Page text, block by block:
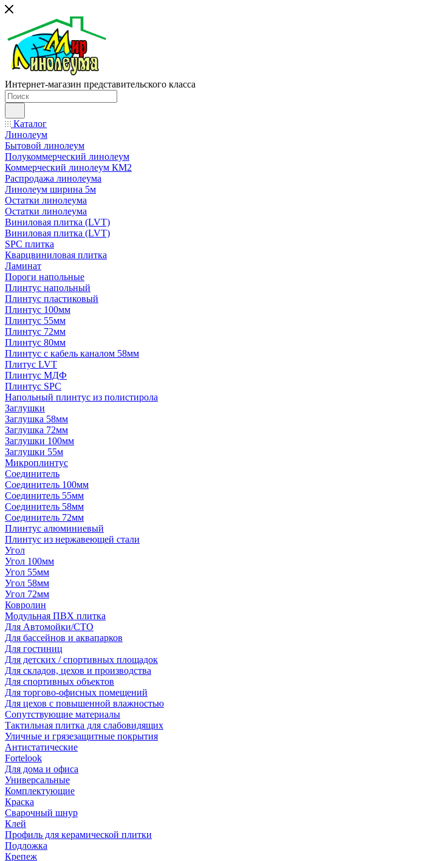
Интернет-магазин представительского класса
Каталог
Линолеум
Бытовой линолеум
Полукоммерческий линолеум
Коммерческий линолеум КМ2
Распродажа линолеума
Линолеум ширина 5м
Остатки линолеума
Остатки линолеума
Виниловая плитка (LVT)
Виниловая плитка (LVT)
SPC плитка
Кварцвиниловая плитка
Ламинат
Пороги напольные
Плинтус напольный
Плинтус пластиковый
Плинтус 100мм
Плинтус 55мм
Плинтус 72мм
Плинтус 80мм
Плинтус с кабель каналом 58мм
Плитус LVT
Плинтус МДФ
Плинтус SPC
Напольный плинтус из полистирола
Заглушки
Заглушка 58мм
Заглушка 72мм
Заглушки 100мм
Заглушки 55м
Микроплинтус
Соединитель
Соединитель 100мм
Соединитель 55мм
Соединитель 58мм
Соединитель 72мм
Плинтус алюминиевый
Плинтус из нержавеющей стали
Угол
Угол 100мм
Угол 55мм
Угол 58мм
Угол 72мм
Ковролин
Модульная ПВХ плитка
Для Автомойки/СТО
Для бассейнов и аквапарков
Для гостиниц
Для детских / спортивных площадок
Для складов, цехов и производства
Для спортивных объектов
Для торгово-офисных помещений
Для цехов с повышенной влажностью
Сопутствующие материалы
Тактильная плитка для слабовидящих
Уличные и грязезащитные покрытия
Антистатические
Fortelook
Для дома и офиса
Универсальные
Комплектующие
Краска
Сварочный шнур
Клей
Профиль для керамической плитки
Подложка
Крепеж